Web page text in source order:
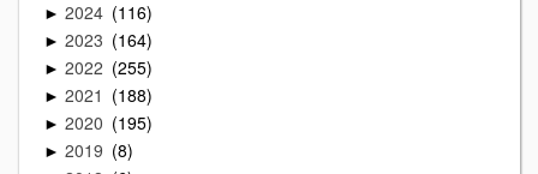
► 2024 116
► 2023 164
► 2022 255
► 2021 188
► 2020 195
► 2019 8